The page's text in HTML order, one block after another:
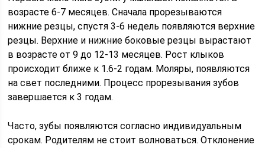
возрасте 6-7 месяцев. Сначала прорезываются
нижние резцы, спустя 3-6 недель появляются верхние
резцы. Верхние и нижние боковые резцы вырастают
в возрасте от 9 до 12-13 месяцев. Рост клыков
происходит ближе к 1.6-2 годам. Моляры, появляются
на свет последними. Процесс прорезывания зубов
завершается к 3 годам.
Часто, зубы появляются согласно индивидуальным
срокам. Родителям не стоит волноваться. Отклонение